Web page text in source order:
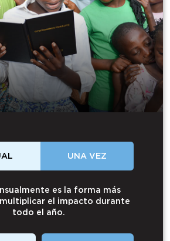
UNA VEZ
es la forma más
el impacto durante
todo el año.